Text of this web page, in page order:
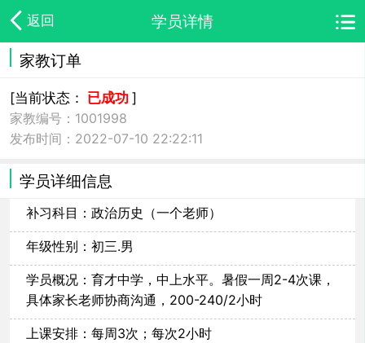
返回
学员详情
家教订单
[当前状态： 已成功 ]
家教编号：1001998
发布时间：2022-07-10 22:22:11
学员详细信息
补习科目：政治历史（一个老师）
年级性别：初三.男
学员概况：育才中学，中上水平。暑假一周2-4次课，
具体家长老师协商沟通，200-240/2小时
上课安排：每周3次；每次2小时